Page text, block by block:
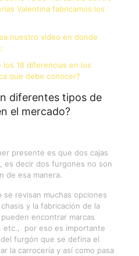
Valentina fabricamos los
nuestro video en donde
los 18 diferencias en los
que debe conocer?
diferentes tipos de
el mercado?
presente es que dos cajas
es decir dos furgones no son
de esa manera.
se revisan muchas opciones
y la fabricación de la
encontrar marcas
etc., por eso es importante
furgón que se defina el
la carrocería y así como pasa